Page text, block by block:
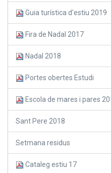
Guia turística d'estiu 2019
Fira de Nadal 2017
Nadal 2018
Portes obertes Estudi
Escola de mares i pares
Sant Pere 2018
Setmana residus
Cataleg estiu 17